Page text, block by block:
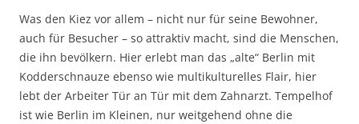
Was den Kiez vor allem – nicht nur für seine Bewohner,
auch für Besucher – so attraktiv macht, sind die Menschen,
die ihn bevölkern. Hier erlebt man das „alte“ Berlin mit
Kodderschnauze ebenso wie multikulturelles Flair, hier
lebt der Arbeiter Tür an Tür mit dem Zahnarzt. Tempelhof
ist wie Berlin im Kleinen, nur weitgehend ohne die